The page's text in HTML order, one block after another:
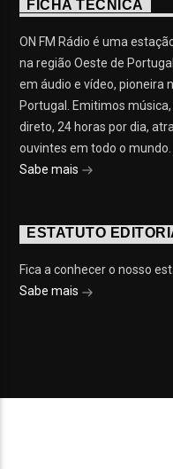
FICHA TÉCNICA
ON FM Rádio é uma
na região Oeste de
em áudio e vídeo, pioneira
Portugal. Emitimos
direto, 24 horas por dia,
ouvintes em todo o mundo.
Sabe mais
ESTATUTO
Fica a conhecer o nosso
Sabe mais